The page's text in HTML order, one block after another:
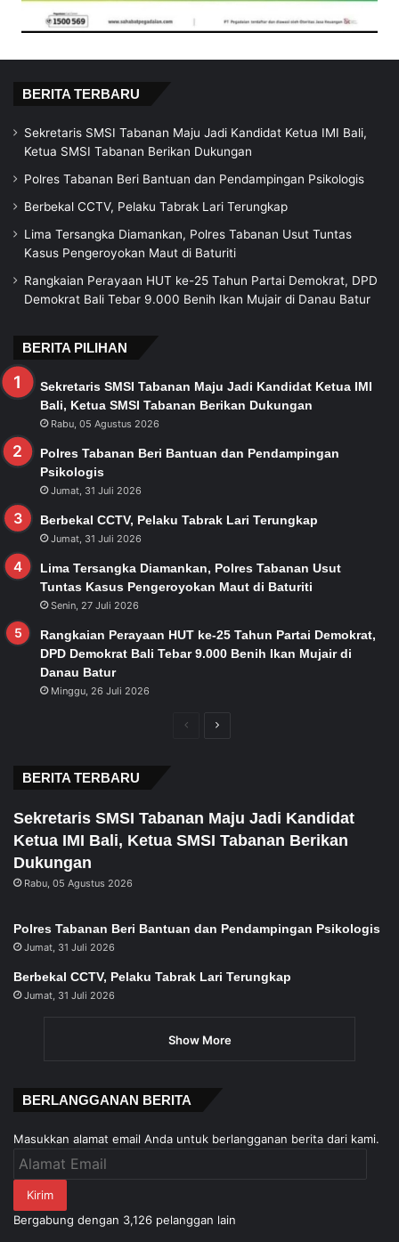
BERITA TERBARU
Sekretaris SMSI Tabanan Maju Jadi Kandidat Ketua IMI Bali,
Ketua SMSI Tabanan Berikan Dukungan
Polres Tabanan Beri Bantuan dan Pendampingan Psikologis
Berbekal CCTV, Pelaku Tabrak Lari Terungkap
Lima Tersangka Diamankan, Polres Tabanan Usut Tuntas
Kasus Pengeroyokan Maut di Baturiti
Rangkaian Perayaan HUT ke-25 Tahun Partai Demokrat, DPD
Demokrat Bali Tebar 9.000 Benih Ikan Mujair di Danau Batur
BERITA PILIHAN
Sekretaris SMSI Tabanan Maju Jadi Kandidat Ketua IMI
Bali, Ketua SMSI Tabanan Berikan Dukungan
Rabu, 05 Agustus 2026
Polres Tabanan Beri Bantuan dan Pendampingan
Psikologis
Jumat, 31 Juli 2026
Berbekal CCTV, Pelaku Tabrak Lari Terungkap
Jumat, 31 Juli 2026
Lima Tersangka Diamankan, Polres Tabanan Usut
Tuntas Kasus Pengeroyokan Maut di Baturiti
Senin, 27 Juli 2026
Rangkaian Perayaan HUT ke-25 Tahun Partai Demokrat,
DPD Demokrat Bali Tebar 9.000 Benih Ikan Mujair di
Danau Batur
Minggu, 26 Juli 2026
PreviousNext
BERITA TERBARU
Sekretaris SMSI Tabanan Maju Jadi Kandidat
Ketua IMI Bali, Ketua SMSI Tabanan Berikan
Dukungan
Rabu, 05 Agustus 2026
Polres Tabanan Beri Bantuan dan Pendampingan Psikologis
Jumat, 31 Juli 2026
Berbekal CCTV, Pelaku Tabrak Lari Terungkap
Jumat, 31 Juli 2026
Show More
BERLANGGANAN BERITA
Masukkan alamat email Anda untuk berlangganan berita dari kami.
Alamat
Kirim
Bergabung dengan 3,126 pelanggan lain